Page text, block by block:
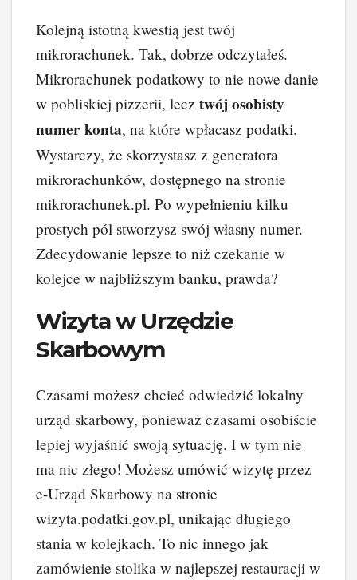
Kolejną istotną kwestią jest twój
mikrorachunek. Tak, dobrze odczytałeś.
Mikrorachunek podatkowy to nie nowe danie
w pobliskiej pizzerii, lecz twój osobisty
numer konta, na które wpłacasz podatki.
Wystarczy, że skorzystasz z generatora
mikrorachunków, dostępnego na stronie
mikrorachunek.pl. Po wypełnieniu kilku
prostych pól stworzysz swój własny numer.
Zdecydowanie lepsze to niż czekanie w
kolejce w najbliższym banku, prawda?
Wizyta w Urzędzie
Skarbowym
Czasami możesz chcieć odwiedzić lokalny
urząd skarbowy, ponieważ czasami osobiście
lepiej wyjaśnić swoją sytuację. I w tym nie
ma nic złego! Możesz umówić wizytę przez
e-Urząd Skarbowy na stronie
wizyta.podatki.gov.pl, unikając długiego
stania w kolejkach. To nic innego jak
zamówienie stolika w najlepszej restauracji w